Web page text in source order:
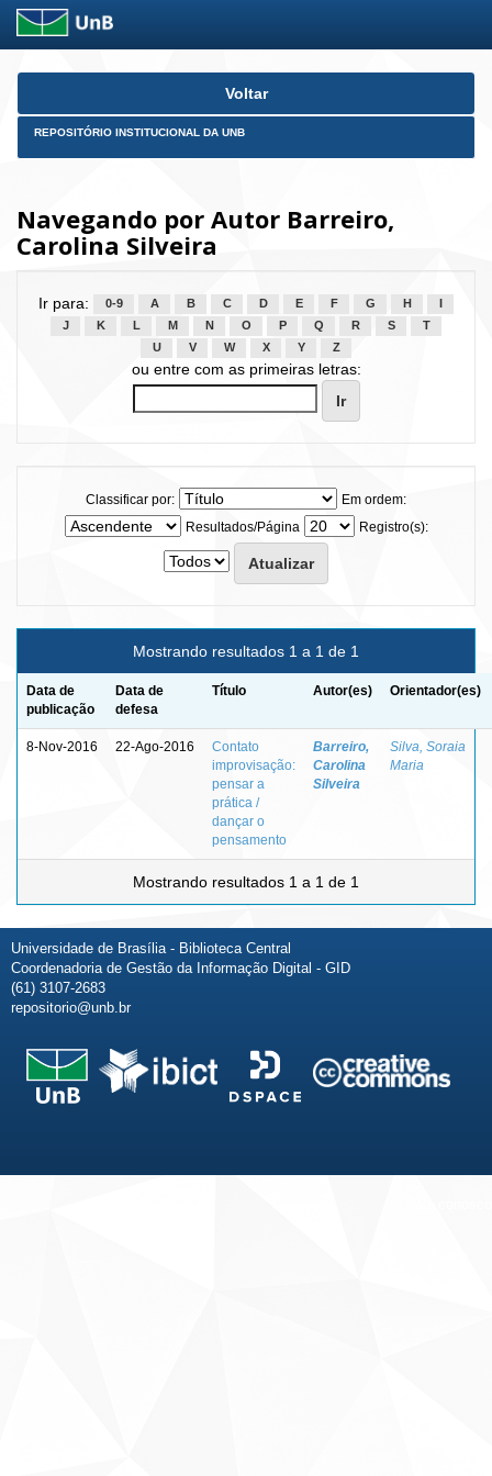
Skip
Voltar
REPOSITÓRIO INSTITUCIONAL DA UNB
Navegando por Autor Barreiro,
Carolina Silveira
Ir para: 0-9 A B C D E F G H
J
K L M N O P Q R S
T
U
V W X Y Z
ou entre com as primeiras letras:
Classificar por:
Em ordem:
Resultados/Página
Registro(s):
Mostrando resultados 1 a 1 de 1
Data de
publicação
Data de
defesa
Título Autor(es) Orientador(es)
8-Nov-2016 22-Ago-2016
Contato
improvisação:
pensar a
prática /
dançar o
pensamento
Barreiro,
Carolina
Silveira
Silva, Soraia
Maria
Mostrando resultados 1 a 1 de 1
Universidade de Brasília - Biblioteca Central
Coordenadoria de Gestão da Informação Digital - GID
(61) 3107-2683
repositorio@unb.br